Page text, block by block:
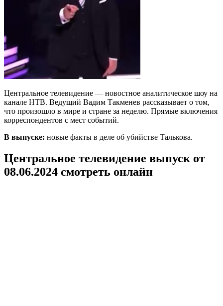
Центральное телевидение — новостное аналитическое шоу на
канале НТВ. Ведущий Вадим Такменев рассказывает о том,
что произошло в мире и стране за неделю. Прямые включения
корреспондентов с мест событий.
В выпуске: новые факты в деле об убийстве Талькова.
Центральное телевидение выпуск от
08.06.2024 смотреть онлайн